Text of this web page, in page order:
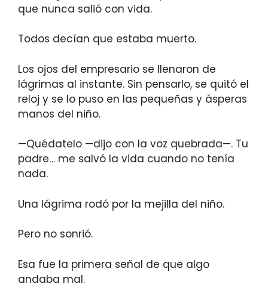
que nunca salió con vida.
Todos decían que estaba muerto.
Los ojos del empresario se llenaron de
lágrimas al instante. Sin pensarlo, se quitó el
reloj y se lo puso en las pequeñas y ásperas
manos del niño.
—Quédatelo —dijo con la voz quebrada—. Tu
padre… me salvó la vida cuando no tenía
nada.
Una lágrima rodó por la mejilla del niño.
Pero no sonrió.
Esa fue la primera señal de que algo
andaba mal.